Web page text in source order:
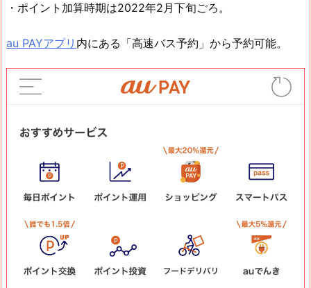
・ポイント加算時期は2022年2月下旬ごろ。
au PAYアプリ 内にある「高速バス予約」から予約可能。